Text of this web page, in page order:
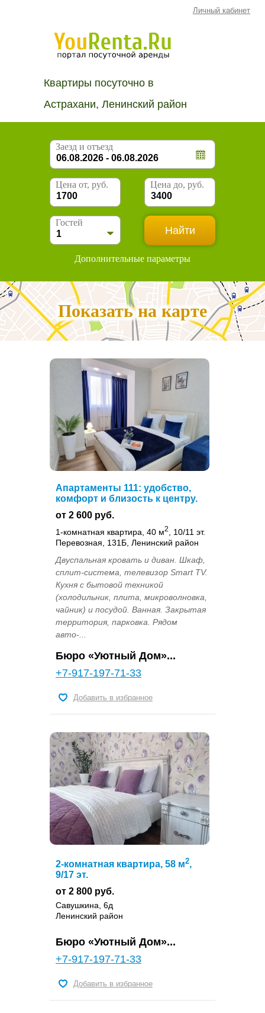
Личный кабинет
Квартиры посуточно в
Астрахани, Ленинский район
Заезд и отъезд
Цена от, руб. Цена до, руб.
Гостей
Дополнительные параметры
Показать на карте
Апартаменты 111: удобство,
комфорт и близость к центру.
от 2 600 руб.
1-комнатная квартира, 40 м2
, 10/11 эт.
Перевозная, 131Б, Ленинский район
Двуспальная кровать и диван. Шкаф,
сплит-система, телевизор Smart TV.
Кухня с бытовой техникой
(холодильник, плита, микроволновка,
чайник) и посудой. Ванная. Закрытая
территория, парковка. Рядом
авто-...
Бюро «Уютный Дом»...
+7-917-197-71-33
Добавить в избранное
2-комнатная квартира, 58 м2,
9/17 эт.
от 2 800 руб.
Савушкина, 6д
Ленинский район
Бюро «Уютный Дом»...
+7-917-197-71-33
Добавить в избранное